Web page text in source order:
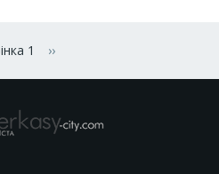
1 Наступна сторінка
››